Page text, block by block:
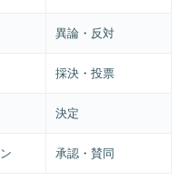
異論・反対
採決・投票
決定
承認・賛同